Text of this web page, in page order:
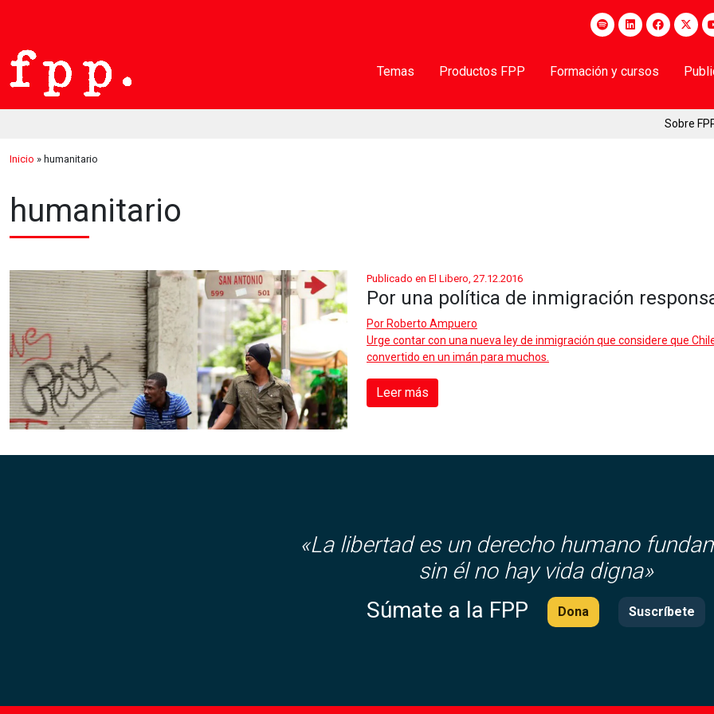
Temas Productos FPP Formación y cursos
Sobre
Inicio » humanitario
humanitario
Publicado en El Libero, 27.12.2016
Por una política de inmigración
Por Roberto Ampuero
Urge contar con una nueva ley de inmigración que considere que
convertido en un imán para muchos.
Leer más
«La libertad es un derecho humano
sin él no hay vida digna»
Súmate a la FPP
Dona Suscríbete